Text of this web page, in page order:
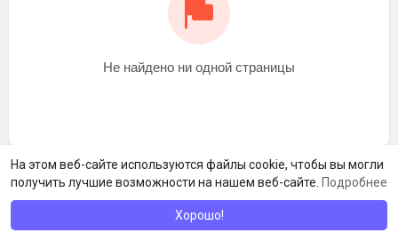
На этом веб-сайте используются файлы cookie, чтобы вы могли
получить лучшие возможности на нашем веб-сайте. Подробнее
Хорошо!
Не найдено ни одной страницы